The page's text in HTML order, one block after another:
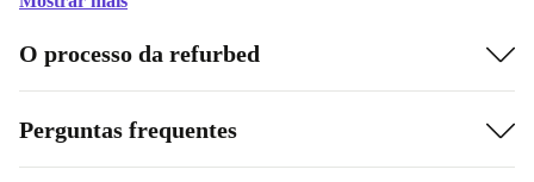
O processo da refurbed
Perguntas frequentes